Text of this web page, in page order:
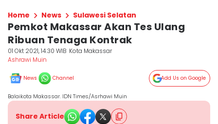
Home News Sulawesi Selatan
Pemkot Makassar Akan Tes Ulang
Ribuan Tenaga Kontrak
01 Okt 2021, 14:30 WIB Kota Makassar
Ashrawi Muin
News Channel Add Us on Google
Balaikota Makassar. IDN Times/Asrhawi Muin
Share Article